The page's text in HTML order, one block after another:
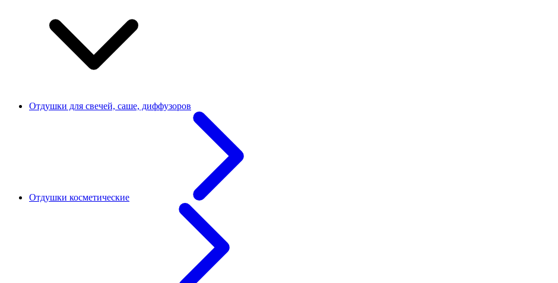
Отдушки для свечей, саше, диффузоров
Отдушки косметические